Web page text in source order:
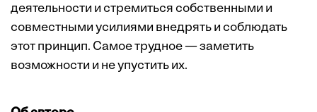
деятельности и стремиться собственными и
совместными усилиями внедрять и соблюдать
этот принцип. Самое трудное — заметить
возможности и не упустить их.